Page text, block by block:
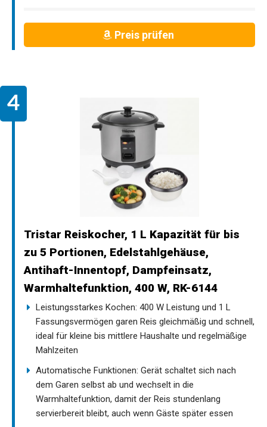
Preis prüfen
Tristar Reiskocher, 1 L Kapazität für bis
zu 5 Portionen, Edelstahlgehäuse,
Antihaft-Innentopf, Dampfeinsatz,
Warmhaltefunktion, 400 W, RK-6144
Leistungsstarkes Kochen: 400 W Leistung und 1 L
Fassungsvermögen garen Reis gleichmäßig und schnell,
ideal für kleine bis mittlere Haushalte und regelmäßige
Mahlzeiten
Automatische Funktionen: Gerät schaltet sich nach
dem Garen selbst ab und wechselt in die
Warmhaltefunktion, damit der Reis stundenlang
servierbereit bleibt, auch wenn Gäste später essen